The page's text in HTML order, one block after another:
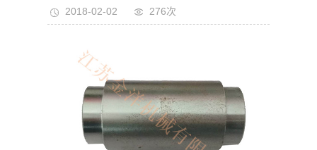
2018-02-02 276次